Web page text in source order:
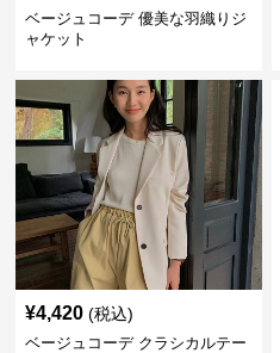
ベージュコーデ 優美な羽織りジ
ャケット
¥4,420 (税込)
ベージュコーデ クラシカルテー